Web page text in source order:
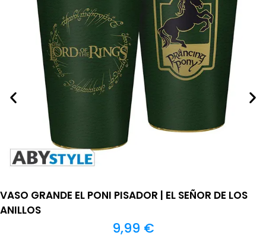
VASO GRANDE EL PONI PISADOR | EL SEÑOR DE LOS
ANILLOS
9,99 €